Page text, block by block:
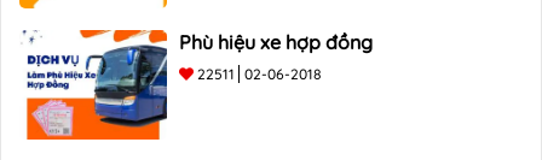
Phù hiệu xe hợp đồng
22511 02-06-2018